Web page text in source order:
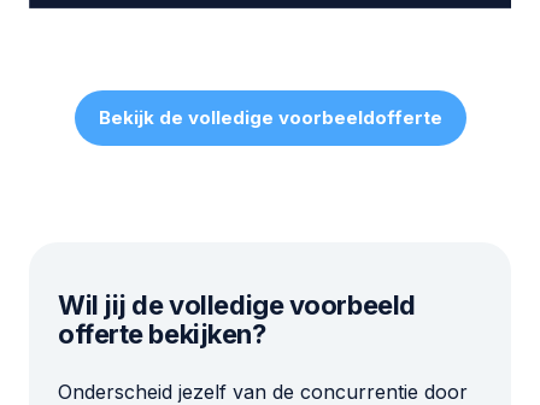
Bekijk de volledige voorbeeldofferte
Wil jij de volledige voorbeeld
offerte bekijken?
Onderscheid jezelf van de concurrentie door